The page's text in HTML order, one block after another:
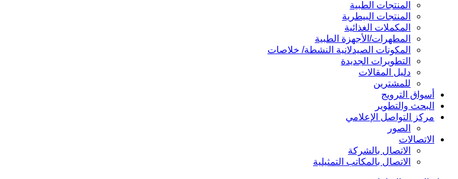
المنتجات الطبية
المنتجات البيطرية
المكملات الغذائية
المطهرات/الأجهزة الطبية
المكونات الصيدلانية النشطة/ خلاصات
التطويرات الجديدة
دليل المقالات
للمشترين
أسواق الترويج
البحث والتطوير
مركز التواصل الإعلامي
الصور
الاتصالات
الاتصال بالشركة
الاتصال بالمكاتب التمثيلية